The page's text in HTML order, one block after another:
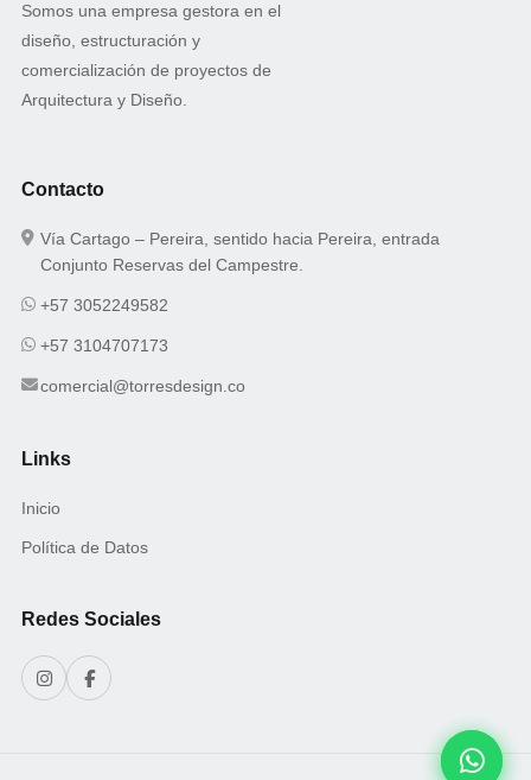
Somos una empresa gestora en el
diseño, estructuración y
comercialización de proyectos de
Arquitectura y Diseño.
Contacto
Vía Cartago – Pereira, sentido hacia Pereira, entrada
Conjunto Reservas del Campestre.
+57 3052249582
+57 3104707173
comercial@torresdesign.co
Links
Inicio
Política de Datos
Redes Sociales